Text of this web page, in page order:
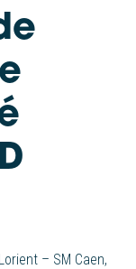
– SM Caen,